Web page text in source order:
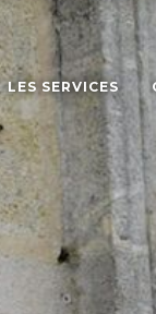
LES SERVICES